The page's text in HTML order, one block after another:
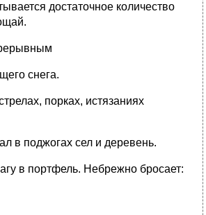
достаточное количество
снега.
порках, истязаниях
в поджогах сел и деревень.
в портфель. Небрежно бросает: